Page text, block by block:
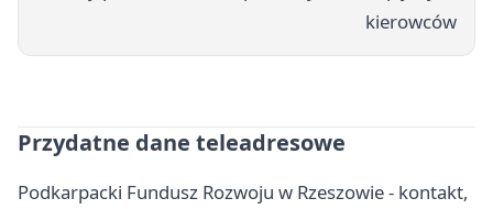
kierowców
Przydatne dane teleadresowe
Podkarpacki Fundusz Rozwoju w Rzeszowie - kontakt,